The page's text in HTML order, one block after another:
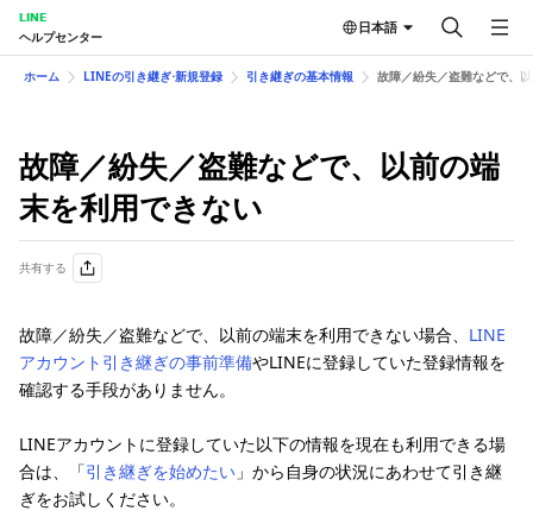
LINE
ヘルプセンター
日本語
ホーム LINEの引き継ぎ⋅新規登録 引き継ぎの基本情報 故障／紛失／盗難などで、
故障／紛失／盗難などで、以前の端
末を利用できない
共有する
故障／紛失／盗難などで、以前の端末を利用できない場合、 LINE
アカウント引き継ぎの事前準備やLINEに登録していた登録情報を
確認する手段がありません。
LINEアカウントに登録していた以下の情報を現在も利用できる場
合は、「引き継ぎを始めたい 」から自身の状況にあわせて引き継
ぎをお試しください。